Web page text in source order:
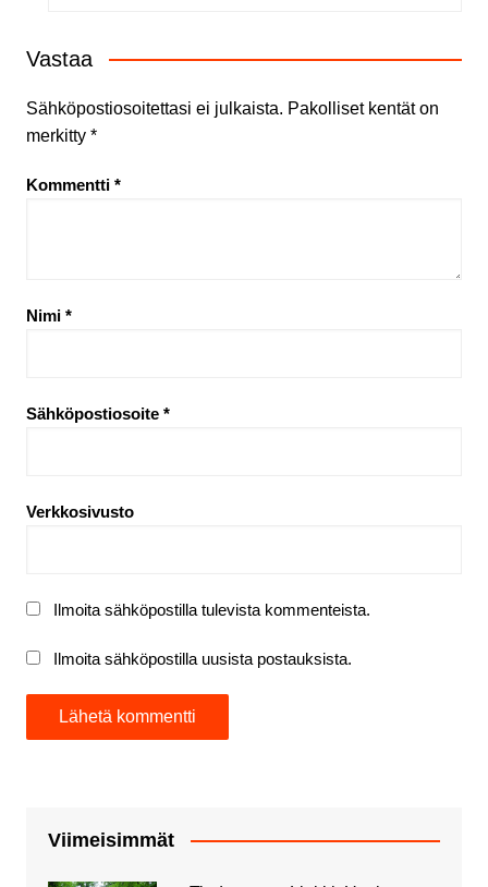
Vastaa
Sähköpostiosoitettasi ei julkaista. Pakolliset kentät on
merkitty *
Kommentti *
Nimi *
Sähköpostiosoite *
Verkkosivusto
Ilmoita sähköpostilla tulevista kommenteista.
Ilmoita sähköpostilla uusista postauksista.
Viimeisimmät